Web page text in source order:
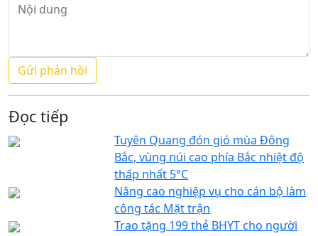
Đọc tiếp
Tuyên Quang đón gió mùa Đông
Bắc, vùng núi cao phía Bắc nhiệt độ
thấp nhất 5°C
Nâng cao nghiệp vụ cho cán bộ làm
công tác Mặt trận
Trao tặng 199 thẻ BHYT cho người